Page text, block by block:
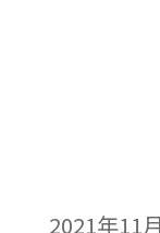
2021年11